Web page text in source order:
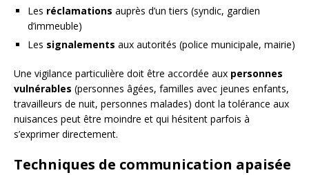
Les réclamations auprès d’un tiers (syndic, gardien
d’immeuble)
Les signalements aux autorités (police municipale, mairie)
Une vigilance particulière doit être accordée aux personnes
vulnérables (personnes âgées, familles avec jeunes enfants,
travailleurs de nuit, personnes malades) dont la tolérance aux
nuisances peut être moindre et qui hésitent parfois à
s’exprimer directement.
Techniques de communication apaisée